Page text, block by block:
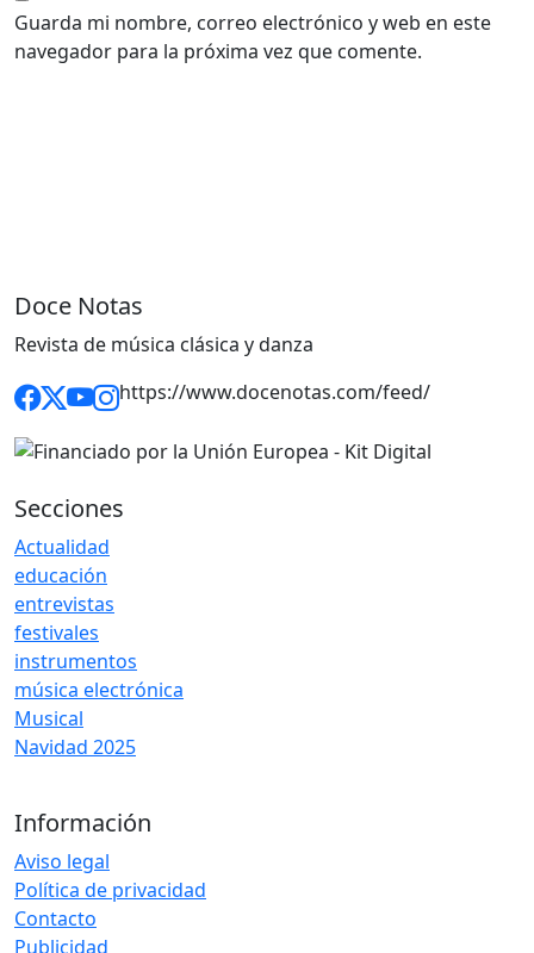
Guarda mi nombre, correo electrónico y web en este
navegador para la próxima vez que comente.
Doce Notas
Revista de música clásica y danza
https://www.docenotas.com/feed/
Secciones
Actualidad
educación
entrevistas
festivales
instrumentos
música electrónica
Musical
Navidad 2025
Información
Aviso legal
Política de privacidad
Contacto
Publicidad